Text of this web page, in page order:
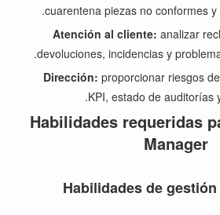
cuarentena piezas no conformes
Atención al cliente: analizar
devoluciones, incidencias y
Dirección: proporcionar riesgos
KPI, estado de auditorías
Habilidades requeridas
Manager
Habilidades de